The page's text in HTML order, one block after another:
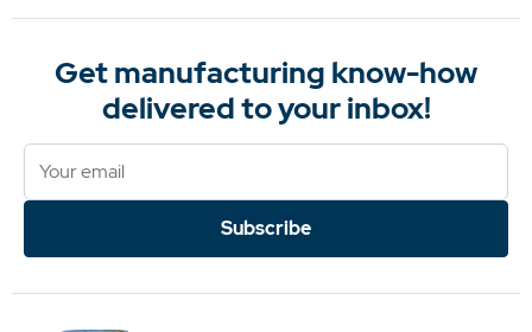
Get manufacturing know-how
delivered to your inbox!
Subscribe